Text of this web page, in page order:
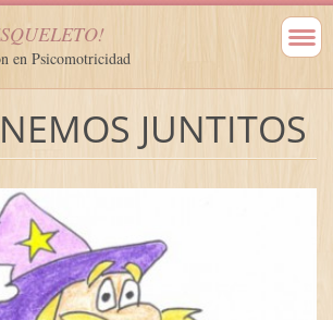
en Psicomotricidad
JUNTITOS